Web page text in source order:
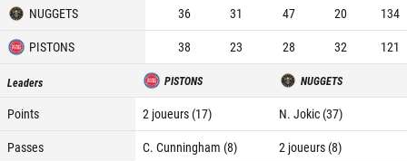
NUGGETS 36 31 47 20
134
PISTONS
38 23 28 32 121
Leaders PISTONS NUGGETS
Points 2 joueurs (17)
N. Jokic (37)
Passes
C. Cunningham (8)
2 joueurs (8)